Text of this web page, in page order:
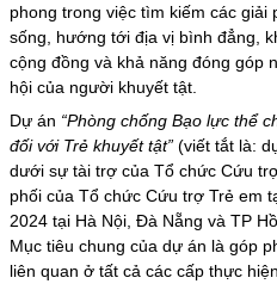
phong trong việc tìm kiếm các
sống, hướng tới địa vị bình đẳng,
cộng đồng và khả năng đóng góp
hội của người khuyết tật.
Dự án “Phòng chống Bạo lực thể
đối với Trẻ khuyết tật”(viết tắt là:
dưới sự tài trợ của Tổ chức Cứu
phối của Tổ chức Cứu trợ Trẻ em
2024 tại Hà Nội, Đà Nẵng và TP
Mục tiêu chung của dự án là góp
liên quan ở tất cả các cấp thực